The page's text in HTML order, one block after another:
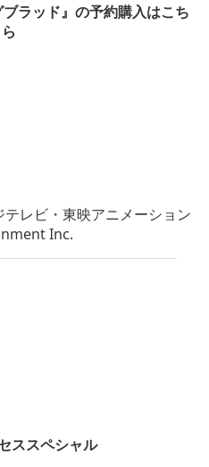
ラッド』の予約購入はこち
ら
レビ・東映アニメーション
Inc.
ススペシャル